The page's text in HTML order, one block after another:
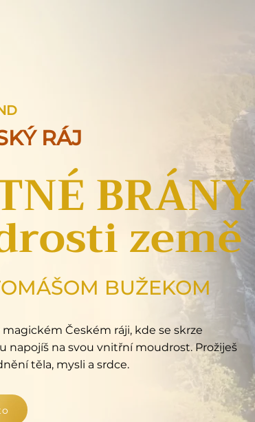
RÁJ
BRÁNY
země
BUŽEKOM
Českém ráji, kde se skrze
napojíš na svou vnitřní moudrost. Prožiješ
těla, mysli a srdce.